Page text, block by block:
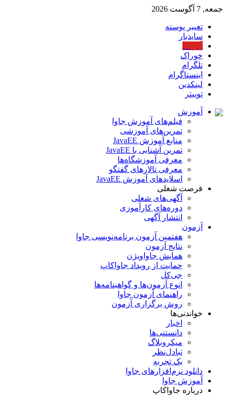
جمعه, 7 آگوست 2026
تغییر پوسته
سایدبار
خوراک
تلگرام
اینستاگرام
لینکدین
توییتر
آموزش
فیلم‌های آموزش جاوا
تمرین‌های آموزشی
منابع آموزش JavaEE
تمرین آشنایی با JavaEE
معرفی آموزشگاه‌ها
معرفی تالارهای گفتگو
اسلایدهای آموزش JavaEE
فرصت شغلی
آگهی‌های شغلی
دوره‌های کارآموزی
انتشار آگهی
آزمون
هفتمین آزمون برنامه‌نویسی جاوا
نتایج آزمون
همایش جاواویژن
حمایت از رویداد جاواکاپ
جی‌کل
انوع آزمون‌ها و گواهینامه‌ها
راهنمای آزمون جاوا
روش برگزاری آزمون
خواندنی‌ها
اخبار
دانستنی‌ها
میکروبلاگ
تبادل‌نظر
یک تجربه
دانلود نرم‌افزارهای جاوا
آموزش جاوا
درباره جاواکاپ